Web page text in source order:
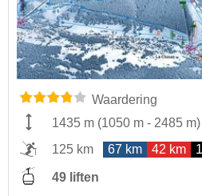
Waardering
1435 m (1050 m - 2485 m)
125 km
67 km 42 km
49 liften